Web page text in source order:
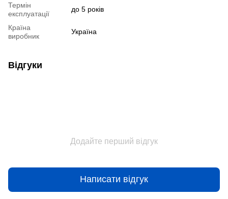
Термін
експлуатації
до 5 років
Країна
виробник
Україна
Відгуки
Додайте перший відгук
Написати відгук